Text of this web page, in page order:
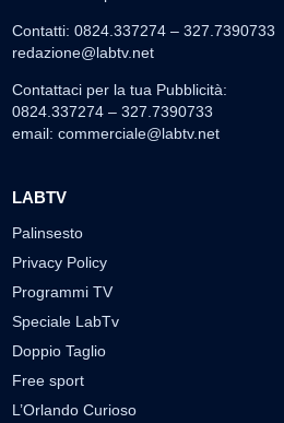
Contatti: 0824.337274 – 327.7390733
redazione@labtv.net
Contattaci per la tua Pubblicità:
0824.337274 – 327.7390733
email: commerciale@labtv.net
LABTV
Palinsesto
Privacy Policy
Programmi TV
Speciale LabTv
Doppio Taglio
Free sport
L’Orlando Curioso